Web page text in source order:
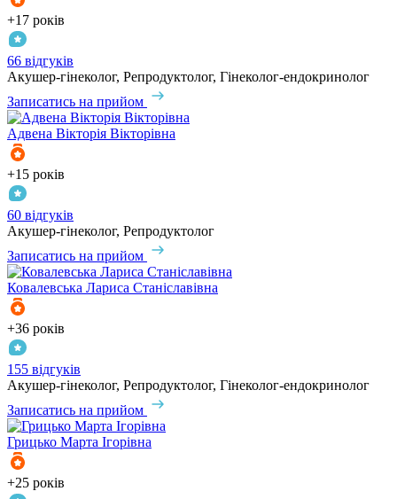
+17 років
66 відгуків
Акушер-гінеколог, Репродуктолог, Гінеколог-ендокринолог
Записатись на прийом
Адвена Вікторія Вікторівна
+15 років
60 відгуків
Акушер-гінеколог, Репродуктолог
Записатись на прийом
Ковалевська Лариса Станіславівна
+36 років
155 відгуків
Акушер-гінеколог, Репродуктолог, Гінеколог-ендокринолог
Записатись на прийом
Грицько Марта Ігорівна
+25 років